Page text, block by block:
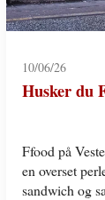
10/06/26
Husker du
Ffood på
en overset
sandwich og